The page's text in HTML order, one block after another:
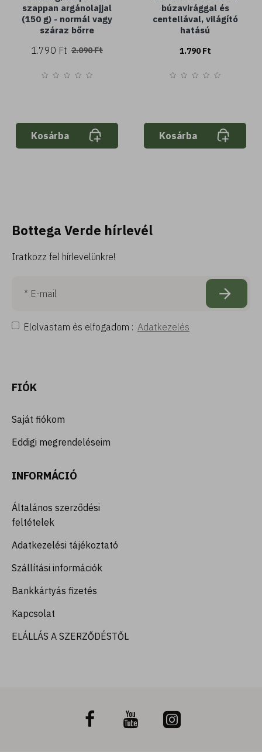
szappan argánolajjal
(150 g) - normál vagy
száraz bőrre
1.790 Ft 2.090 Ft
Kosárba
búzavirággal és
centellával, világító
hatású
1.790 Ft
Kosárba
Bottega Verde hírlevél
Iratkozz fel hírlevelünkre!
Elolvastam és elfogadom : Adatkezelés
FIÓK
Saját fiókom
Eddigi megrendeléseim
INFORMÁCIÓ
Általános szerződési
feltételek
Adatkezelési tájékoztató
Szállítási információk
Bankkártyás fizetés
Kapcsolat
ELÁLLÁS A SZERZŐDÉSTŐL